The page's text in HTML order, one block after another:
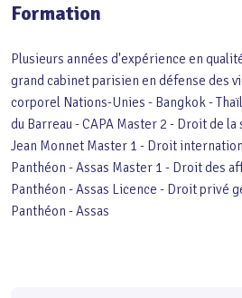
Formation
Plusieurs années d'expérience en
grand cabinet parisien en défense des
corporel Nations-Unies - Bangkok -
du Barreau - CAPA Master 2 - Droit de
Jean Monnet Master 1 - Droit
Panthéon - Assas Master 1 - Droit des
Panthéon - Assas Licence - Droit privé
Panthéon - Assas